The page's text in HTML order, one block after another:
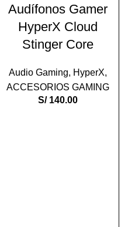
Audífonos Gamer
HyperX Cloud
Stinger Core
Audio Gaming, HyperX,
ACCESORIOS GAMING
S/140.00